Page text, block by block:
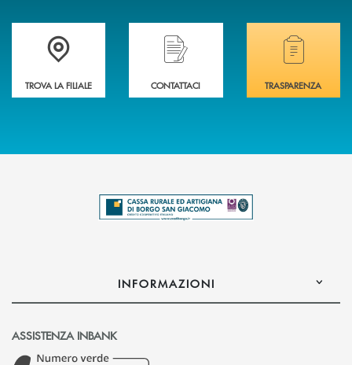
Trova la filiale più vicina a te .
TROVA LA FILIALE
Hai bisogno di assistenza immediata?
CONTATTACI
Hai bisogno di
TRASPARENZA
INFORMAZIONI
ASSISTENZA INBANK